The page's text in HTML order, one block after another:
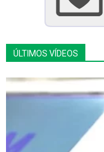
ÚLTIMOS VÍDEOS